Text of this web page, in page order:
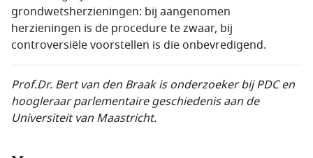
grondwetsherzieningen: bij aangenomen
herzieningen is de procedure te zwaar, bij
controversiële voorstellen is die onbevredigend.
Prof.Dr. Bert van den Braak is onderzoeker bij PDC en
hoogleraar parlementaire geschiedenis aan de
Universiteit van Maastricht.